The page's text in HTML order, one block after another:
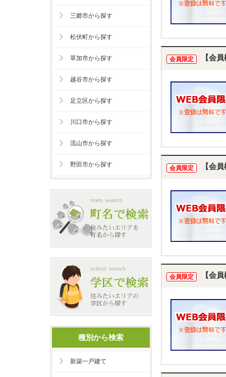
会員限定 【会
会員限定 【会
会員限定 【会
三郷市から探す
松伏町から探す
草加市から探す
越谷市から探す
足立区から探す
川口市から探す
流山市から探す
野田市から探す
種別から検索
新築一戸建て